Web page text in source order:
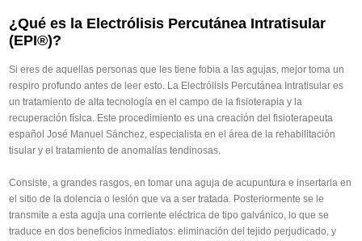
¿Qué es la Electrólisis Percutánea Intratisular
(EPI®)?
Si eres de aquellas personas que les tiene fobia a las agujas, mejor toma un
respiro profundo antes de leer esto. La Electrólisis Percutánea Intratisular es
un tratamiento de alta tecnología en el campo de la fisioterapia y la
recuperación física. Este procedimiento es una creación del fisioterapeuta
español José Manuel Sánchez, especialista en el área de la rehabilitación
tisular y el tratamiento de anomalías tendinosas.
Consiste, a grandes rasgos, en tomar una aguja de acupuntura e insertarla en
el sitio de la dolencia o lesión que va a ser tratada. Posteriormente se le
transmite a esta aguja una corriente eléctrica de tipo galvánico, lo que se
traduce en dos beneficios inmediatos: eliminación del tejido perjudicado, y